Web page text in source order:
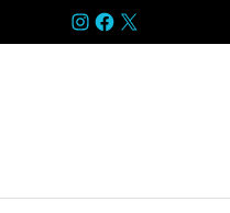
INSTAGRAM
FACEBOOK
X